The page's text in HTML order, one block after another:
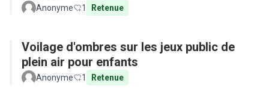
Anonyme 1 Retenue
Voilage d'ombres sur les jeux public de
plein air pour enfants
Anonyme 1 Retenue